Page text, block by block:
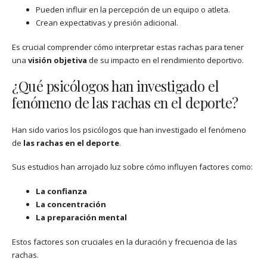
Pueden influir en la percepción de un equipo o atleta.
Crean expectativas y presión adicional.
Es crucial comprender cómo interpretar estas rachas para tener
una visión objetiva de su impacto en el rendimiento deportivo.
¿Qué psicólogos han investigado el
fenómeno de las rachas en el deporte?
Han sido varios los psicólogos que han investigado el fenómeno
de las rachas en el deporte.
Sus estudios han arrojado luz sobre cómo influyen factores como:
La confianza
La concentración
La preparación mental
Estos factores son cruciales en la duración y frecuencia de las
rachas.